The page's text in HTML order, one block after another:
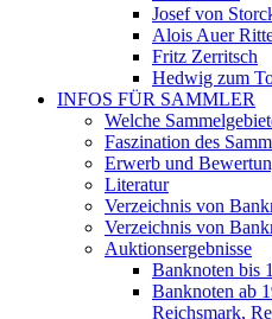
Josef von
Alois Auer
Fritz Zerritsch
Hedwig zum
INFOS FÜR SAMMLER
Welche
Faszination des
Erwerb und
Literatur
Verzeichnis von
Verzeichnis von
Auktionsergebnisse
Banknoten bis
Banknoten ab
Reichsmark,